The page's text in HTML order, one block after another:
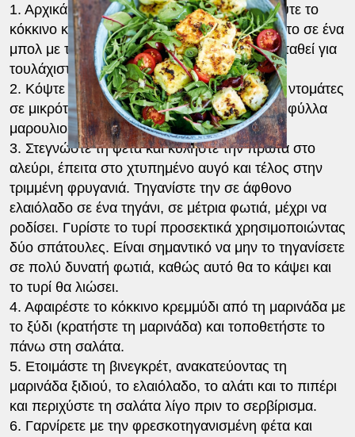
1. Αρχικά ετοιμάστε το κρεμμύδι τουρσί. Κόψτε το
κόκκινο κρεμμύδι σε λεπτές φέτες και βάλτε το σε ένα
μπολ με το νερό και το ξύδι. Αφήστε το να σταθεί για
τουλάχιστον 10 με 15 λεπτά.
2. Κόψτε το καρότο σε μπαστουνάκια και τις ντομάτες
σε μικρότερα κομμάτια. Ανακατέψτε τα με τα φύλλα
μαρουλιού.
3. Στεγνώστε τη φέτα και κυλήστε την πρώτα στο
αλεύρι, έπειτα στο χτυπημένο αυγό και τέλος στην
τριμμένη φρυγανιά. Τηγανίστε την σε άφθονο
ελαιόλαδο σε ένα τηγάνι, σε μέτρια φωτιά, μέχρι να
ροδίσει. Γυρίστε το τυρί προσεκτικά χρησιμοποιώντας
δύο σπάτουλες. Είναι σημαντικό να μην το τηγανίσετε
σε πολύ δυνατή φωτιά, καθώς αυτό θα το κάψει και
το τυρί θα λιώσει.
4. Αφαιρέστε το κόκκινο κρεμμύδι από τη μαρινάδα με
το ξύδι (κρατήστε τη μαρινάδα) και τοποθετήστε το
πάνω στη σαλάτα.
5. Ετοιμάστε τη βινεγκρέτ, ανακατεύοντας τη
μαρινάδα ξιδιού, το ελαιόλαδο, το αλάτι και το πιπέρι
και περιχύστε τη σαλάτα λίγο πριν το σερβίρισμα.
6. Γαρνίρετε με την φρεσκοτηγανισμένη φέτα και